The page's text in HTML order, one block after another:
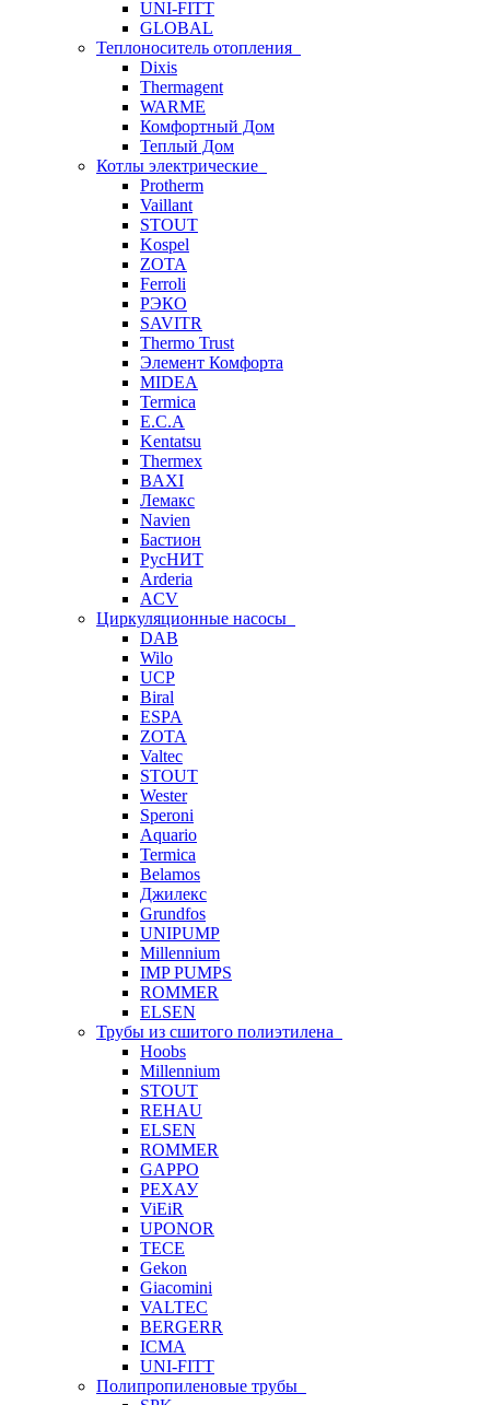
UNI-FITT
GLOBAL
Теплоноситель отопления
Dixis
Thermagent
WARME
Комфортный Дом
Теплый Дом
Котлы электрические
Protherm
Vaillant
STOUT
Kospel
ZOTA
Ferroli
РЭКО
SAVITR
Thermo Trust
Элемент Комфорта
MIDEA
Termica
E.C.A
Kentatsu
Thermex
BAXI
Лемакс
Navien
Бастион
РусНИТ
Arderia
ACV
Циркуляционные насосы
DAB
Wilo
UCP
Biral
ESPA
ZOTA
Valtec
STOUT
Wester
Speroni
Aquario
Termica
Belamos
Джилекс
Grundfos
UNIPUMP
Millennium
IMP PUMPS
ROMMER
ELSEN
Трубы из сшитого полиэтилена
Hoobs
Millennium
STOUT
REHAU
ELSEN
ROMMER
GAPPO
РЕХАУ
ViEiR
UPONOR
TECE
Gekon
Giacomini
VALTEC
BERGERR
ICMA
UNI-FITT
Полипропиленовые трубы